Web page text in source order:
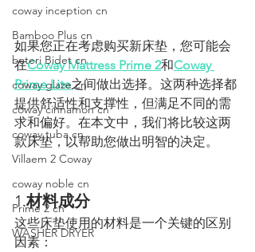
coway inception cn
Bamboo Plus cn
bateri Bidet cn
coway glaze cn
coway cinnamon cn
coway tuba cn
Villaem 2 Coway
coway noble cn
Prime 2 cn
WASHER DRYER
如果您正在考虑购买新床垫，您可能会
在Coway Mattress Prime 2和Coway
Prime Lite之间做出选择。这两种选择都
提供舒适性和支撑性，但满足不同的需
求和偏好。在本文中，我们将比较这两
款床垫，以帮助您做出明智的决定。
1.材料成分
这些床垫使用的材料是一个关键的区别
因素：